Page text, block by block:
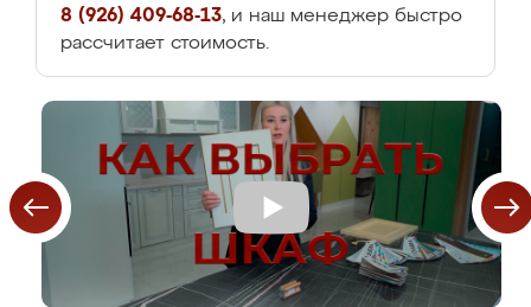
8 (926) 409-68-13, и наш менеджер быстро
рассчитает стоимость.